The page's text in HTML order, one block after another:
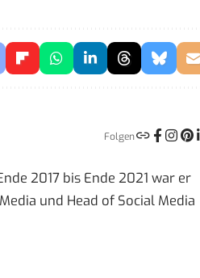
Folgen
2017 bis Ende 2021 war er
und Head of Social Media